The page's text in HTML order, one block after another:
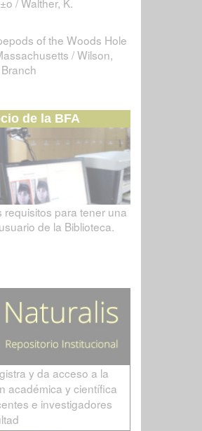
of the Woods Hole
/ Wilson,
de la BFA
requisitos para tener una
de la Biblioteca.
y da acceso a la
académica y científica
e investigadores